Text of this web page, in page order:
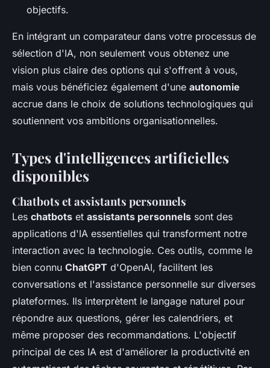
objectifs.
En intégrant un comparateur dans votre processus de
sélection d'IA, non seulement vous obtenez une
vision plus claire des options qui s'offrent à vous,
mais vous bénéficiez également d'une autonomie
accrue dans le choix de solutions technologiques qui
soutiennent vos ambitions organisationnelles.
Types d'intelligences artificielles
disponibles
Chatbots et assistants personnels
Les chatbots et assistants personnels sont des
applications d'IA essentielles qui transforment notre
interaction avec la technologie. Ces outils, comme le
bien connu ChatGPT d'OpenAI, facilitent les
conversations et l'assistance personnelle sur diverses
plateformes. Ils interprètent le langage naturel pour
répondre aux questions, gérer les calendriers, et
même proposer des recommandations. L'objectif
principal de ces IA est d'améliorer la productivité en